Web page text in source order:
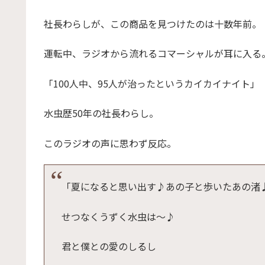
社長わらしが、この商品を見つけたのは十数年前。
運転中、ラジオから流れるコマーシャルが耳に入る
「100人中、95人が治ったというカイカイナイト」
水虫歴50年の社長わらし。
このラジオの声に思わず反応。
「夏になると思い出す♪あの子と歩いたあの
せつなくうずく水虫は～♪
君と僕との愛のしるし